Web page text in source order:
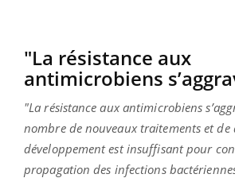
"La résistance aux
antimicrobiens
"La résistance aux antimicrobiens
nombre de nouveaux traitements et de
développement est insuffisant pour
propagation des infections